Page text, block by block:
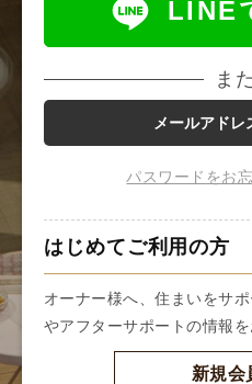
LINE
ま
メールアドレ
パスワードをお
はじめてご利用の方
オーナー様へ、住まいをサ
やアフターサポートの情報を
新規会